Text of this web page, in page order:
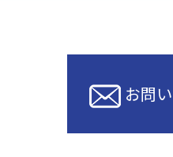
お問